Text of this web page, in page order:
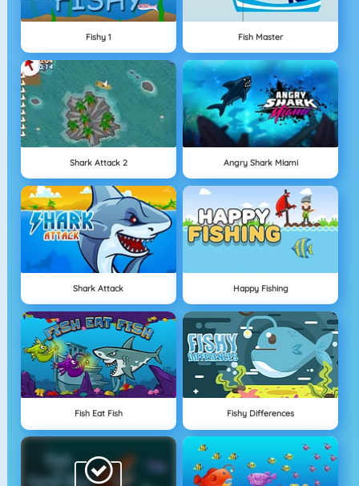
Fishy 1 Fish Master
Shark Attack 2 Angry Shark Miami
Shark Attack Happy Fishing
Fish Eat Fish Fishy Differences